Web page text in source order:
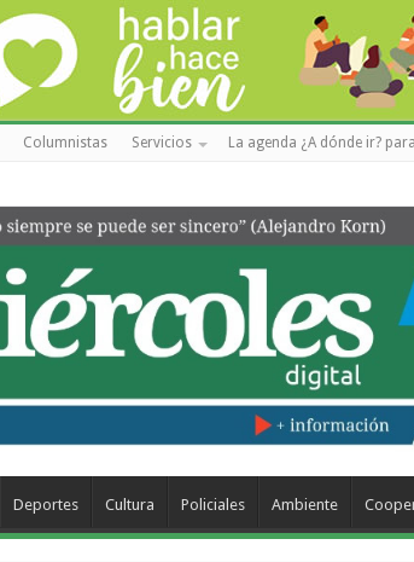
Columnistas Servicios La agenda ¿A dónde ir?
Deportes Cultura Policiales Ambiente